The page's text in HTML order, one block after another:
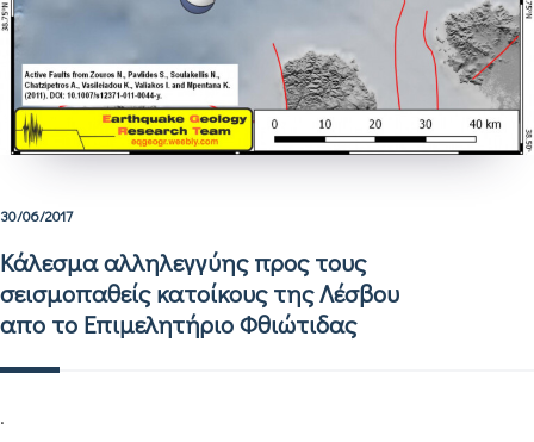
30/06/2017
Κάλεσμα αλληλεγγύης προς τους
σεισμοπαθείς κατοίκους της Λέσβου
απο το Επιμελητήριο Φθιώτιδας
.